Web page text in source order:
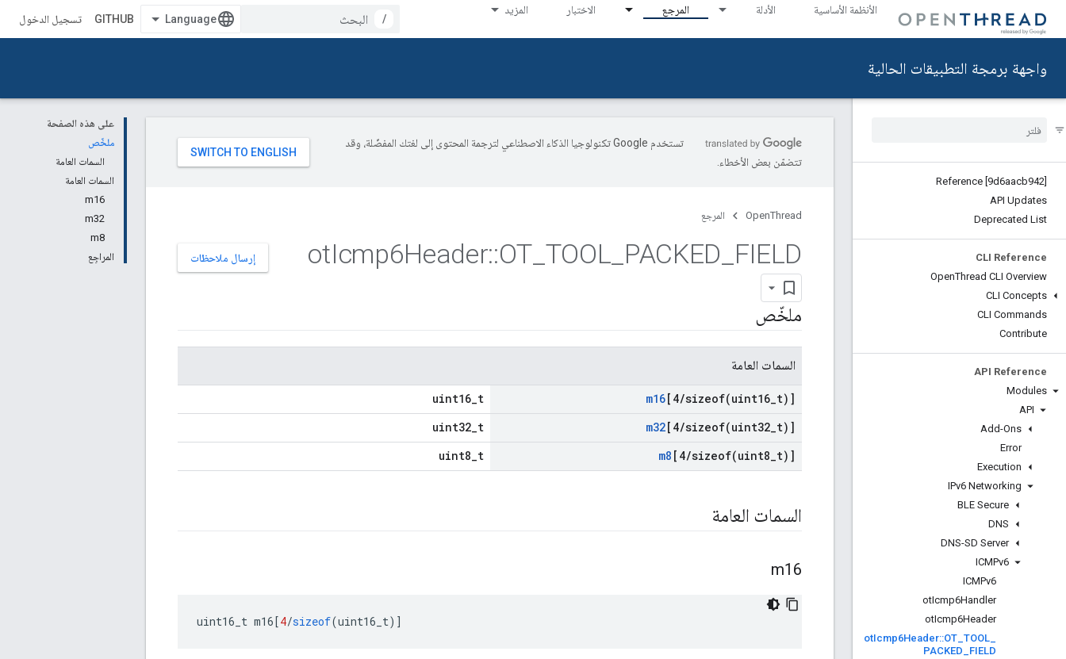
الأنظمة الأساسية الأدلة المرجع الاختبار المزيد
/
GITHUB تسجيل الدخول
واجهة برمجة التطبيقات الحالية
Reference [9d6aacb942]
API Updates
Deprecated List
CLI Reference
OpenThread CLI Overview
CLI Concepts
CLI Commands
Contribute
API Reference
Modules
API
Add-Ons
Error
Execution
IPv6 Networking
BLE Secure
DNS
DNS-SD Server
ICMPv6
ICMPv6
otIcmp6Handler
otIcmp6Header
otIcmp6Header::OT TOOL
PACKED
FIELD
على هذه الصفحة
ملخّص
السمات العامة
السمات العامة
m16
m32
m8
المراجِع
تستخدم Google تكنولوجيا الذكاء الاصطناعي لترجمة المحتوى إلى لغتك المفضّلة، وقد
تتضمّن بعض الأخطاء.
OpenThread المرجع
إرسال ملاحظات otIcmp6Header::OT TOOL PACKED FIELD
ملخّص
السمات العامة
m16[4/sizeof(uint16 t)]
uint16_t
m32[4/sizeof(uint32 t)]
uint32_t
m8 [4/sizeof(uint8 t)]
uint8_t
السمات العامة
m16
uint16_t m16[4/sizeof(uint16_t)]